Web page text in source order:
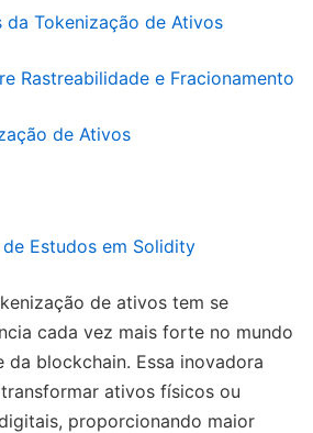
da Tokenização de Ativos
Rastreabilidade e Fracionamento
de Ativos
Estudos em Solidity
de ativos tem se
cada vez mais forte no mundo
da blockchain. Essa inovadora
ativos físicos ou
proporcionando maior